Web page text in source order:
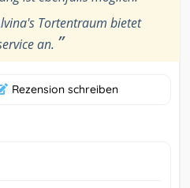
Tortentraum bietet
an. ”
Rezension schreiben